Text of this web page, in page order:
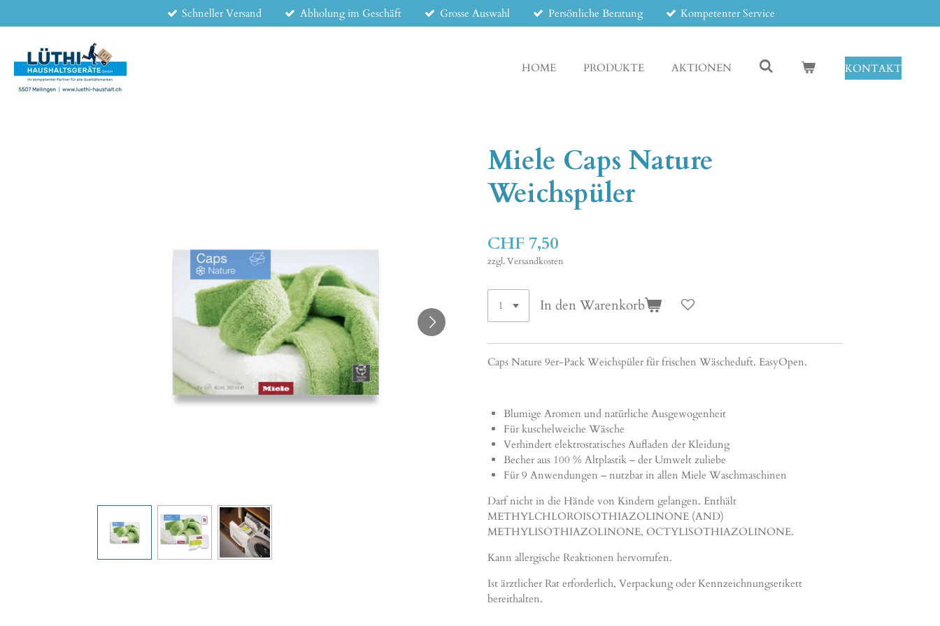
Hauptinhalt
Schneller Versand Abholung im Geschäft Grosse Auswahl Persönliche Beratung Kompetenter Service
HOME PRODUKTE AKTIONEN KONTAKT
Miele Caps Nature
Weichspüler
CHF 7,50
zzgl. Versandkosten
In den Warenkorb
Caps Nature 9er-Pack Weichspüler für frischen Wäscheduft. EasyOpen.
Blumige Aromen und natürliche Ausgewogenheit
Für kuschelweiche Wäsche
Verhindert elektrostatisches Aufladen der Kleidung
Becher aus 100 % Altplastik – der Umwelt zuliebe
Für 9 Anwendungen – nutzbar in allen Miele Waschmaschinen
Darf nicht in die Hände von Kindern gelangen. Enthält
METHYLCHLOROISOTHIAZOLINONE (AND)
METHYLISOTHIAZOLINONE, OCTYLISOTHIAZOLINONE.
Kann allergische Reaktionen hervorrufen.
Ist ärztlicher Rat erforderlich, Verpackung oder Kennzeichnungsetikett
bereithalten.